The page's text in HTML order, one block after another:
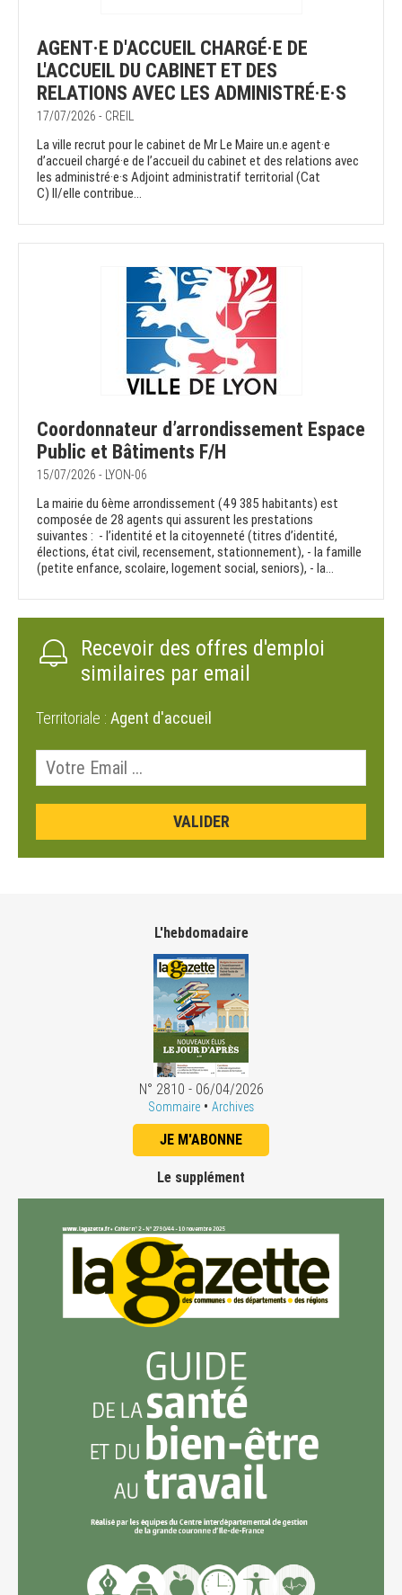
AGENT·E D'ACCUEIL CHARGÉ·E DE
L'ACCUEIL DU CABINET ET DES
RELATIONS AVEC LES ADMINISTRÉ·E·S
17/07/2026 - CREIL
La ville recrut pour le cabinet de Mr Le Maire un.e agent·e
d’accueil chargé·e de l’accueil du cabinet et des relations avec
les administré·e·s Adjoint administratif territorial (Cat
C) Il/elle contribue...
Coordonnateur d’arrondissement Espace
Public et Bâtiments F/H
15/07/2026 - LYON-06
La mairie du 6ème arrondissement (49 385 habitants) est
composée de 28 agents qui assurent les prestations
suivantes : - l’identité et la citoyenneté (titres d’identité,
élections, état civil, recensement, stationnement), - la famille
(petite enfance, scolaire, logement social, seniors), - la...
Recevoir des offres d'emploi
similaires par email
Territoriale : Agent d'accueil
L'hebdomadaire
N° 2810 - 06/04/2026
Sommaire • Archives
JE M'ABONNE
Le supplément